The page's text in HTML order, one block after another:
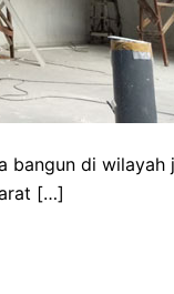
bangun di
[…]